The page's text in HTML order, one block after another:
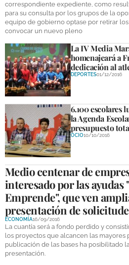
correspondiente expediente, como
para su consulta por los grupos de la
equipo de gobierno optase por retirar
convocar un nuevo pleno
La IV Media
homenajeará a
dedicación al
DEPORTES01/12/2016
6.100 escolares
la Agenda
presupuesto
OCIO10/10/2016
Medio centenar de
interesado por las ayudas
Emprende", que ven
presentación de
ECONOMÍA16/09/2016
La cuantía será a fondo perdido y
los proyectos que alcancen las mayores
publicación de las bases ha posibilitado
presentación.